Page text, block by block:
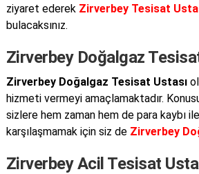
ziyaret ederek Zirverbey Tesisat
bulacaksınız.
Zirverbey Doğalgaz
Zirverbey Doğalgaz Tesisat Ustası
hizmeti vermeyi amaçlamaktadır.
sizlere hem zaman hem de para kaybı
karşılaşmamak için siz de Zirverbey
Zirverbey Acil Tesisat